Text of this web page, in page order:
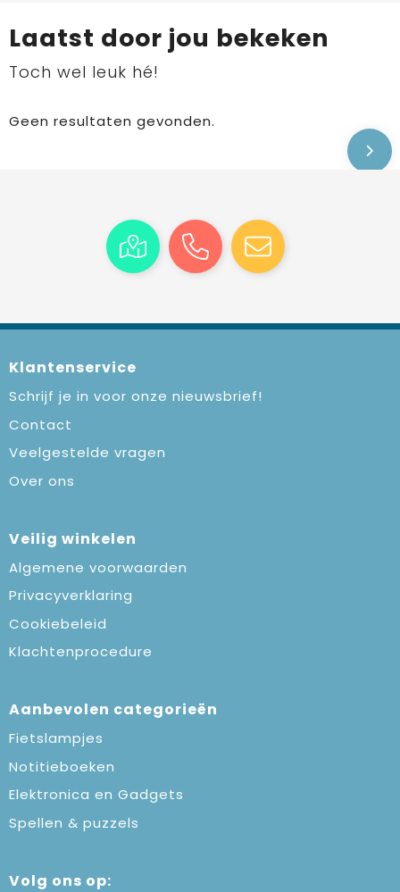
Laatst door jou bekeken
Toch wel leuk hé!
Geen resultaten gevonden.
Klantenservice
Schrijf je in voor onze nieuwsbrief!
Contact
Veelgestelde vragen
Over ons
Veilig winkelen
Algemene voorwaarden
Privacyverklaring
Cookiebeleid
Klachtenprocedure
Aanbevolen categorieën
Fietslampjes
Notitieboeken
Elektronica en Gadgets
Spellen & puzzels
Volg ons op: